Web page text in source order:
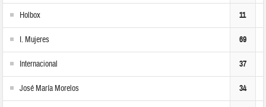
Holbox 11
I. Mujeres 69
Internacional 37
José María Morelos 34